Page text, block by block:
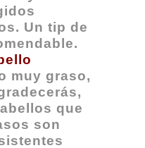
Un tip de
muy graso,
que
son